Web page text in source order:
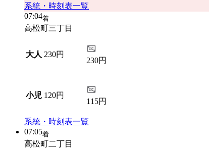
系統・時刻表一覧
07:04着
高松町三丁目
大人 230円
230円
小児 120円
115円
系統・時刻表一覧
07:05着
高松町二丁目